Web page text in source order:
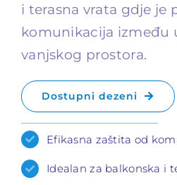
i terasna vrata gdje je
komunikacija između
vanjskog prostora.
Dostupni dezeni
Efikasna zaštita od
Idealan za balkonska i